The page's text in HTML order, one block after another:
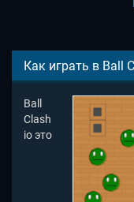
Как играть в Ball
Ball
Clash
io это